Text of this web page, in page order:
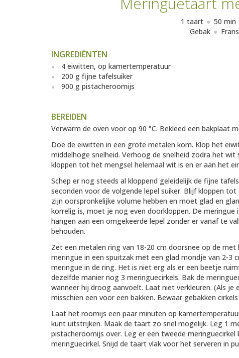
1 taart 50 min
Gebak
Frans
INGREDIËNTEN
4 eiwitten, op kamertemperatuur
200 g fijne tafelsuiker
900 g pistacheroomijs
BEREIDEN
Verwarm de oven voor op 90 °C. Bekleed een bakplaat
Doe de eiwitten in een grote metalen kom. Klop het
middelhoge snelheid. Verhoog de snelheid zodra het
kloppen tot het mengsel helemaal wit is en er aan het
Schep er nog steeds al kloppend geleidelijk de fijne
seconden voor de volgende lepel suiker. Blijf kloppen
zijn oorspronkelijke volume hebben en moet glad en
korrelig is, moet je nog even doorkloppen. De
hangen aan een omgekeerde lepel zonder er vanaf te
behouden.
Zet een metalen ring van 18-20 cm doorsnee op de met
meringue in een spuitzak met een glad mondje van 2-3
meringue in de ring. Het is niet erg als er een beetje
dezelfde manier nog 3 meringuecirkels. Bak de
wanneer hij droog aanvoelt. Laat niet verkleuren. (Als
misschien een voor een bakken. Bewaar gebakken
Laat het roomijs een paar minuten op
kunt uitstrijken. Maak de taart zo snel mogelijk. Leg 1
pistacheroomijs over. Leg er een tweede
meringuecirkel. Snijd de taart vlak voor het serveren in